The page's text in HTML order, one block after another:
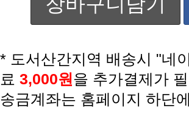
* 도서산간지역 배송시 "네
료 3,000원 을 추가결제가
송금계좌는 홈페이지 하단